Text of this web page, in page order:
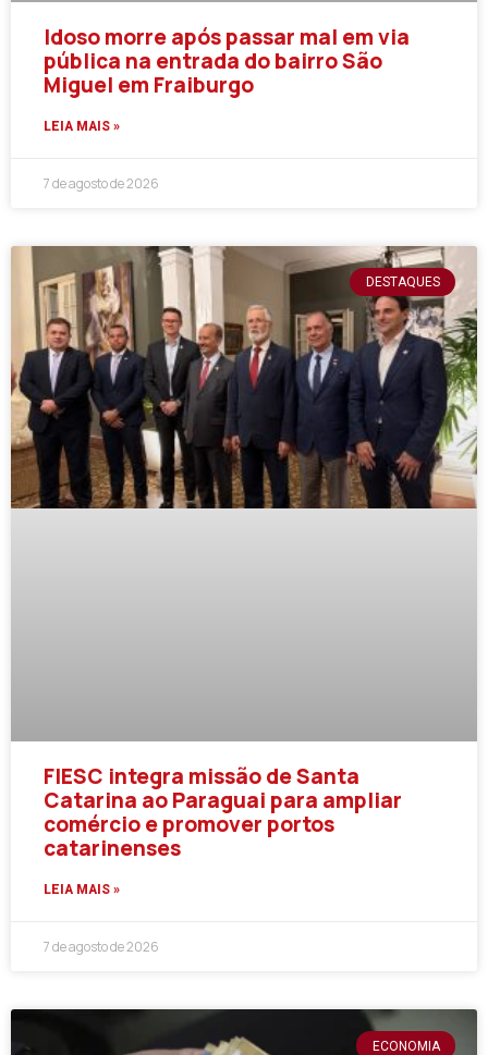
Idoso morre após passar mal em via
pública na entrada do bairro São
Miguel em Fraiburgo
LEIA MAIS »
7 de agosto de 2026
DESTAQUES
FIESC integra missão de Santa
Catarina ao Paraguai para ampliar
comércio e promover portos
catarinenses
LEIA MAIS »
7 de agosto de 2026
ECONOMIA